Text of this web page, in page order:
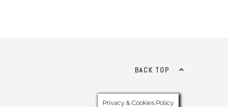
BACK TOP
Privacy & Cookies Policy